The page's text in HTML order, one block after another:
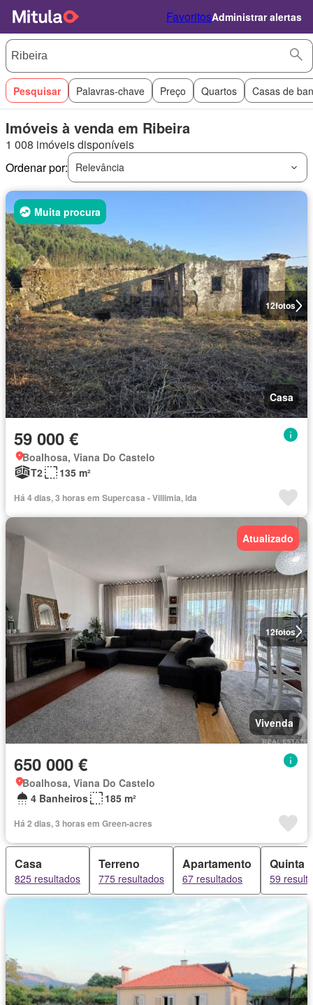
FavoritosAdministrar alertas
Pesquisar Palavras-chave Preço Quartos Casas de
Imóveis à venda em Ribeira
1 008 imóveis disponíveis
Ordenar por:
Relevância
12fotos
Muita procura
Casa
59 000 €
Boalhosa, Viana Do Castelo
T2
135 m²
Há 4 dias, 3 horas em Supercasa - Villimia, lda
12fotos
Atualizado
Vivenda
650 000 €
Boalhosa, Viana Do Castelo
4 Banheiros
185 m²
Há 2 dias, 3 horas em Green-acres
Casa
825 resultados
Terreno
775 resultados
Apartamento
67 resultados
Quinta
59